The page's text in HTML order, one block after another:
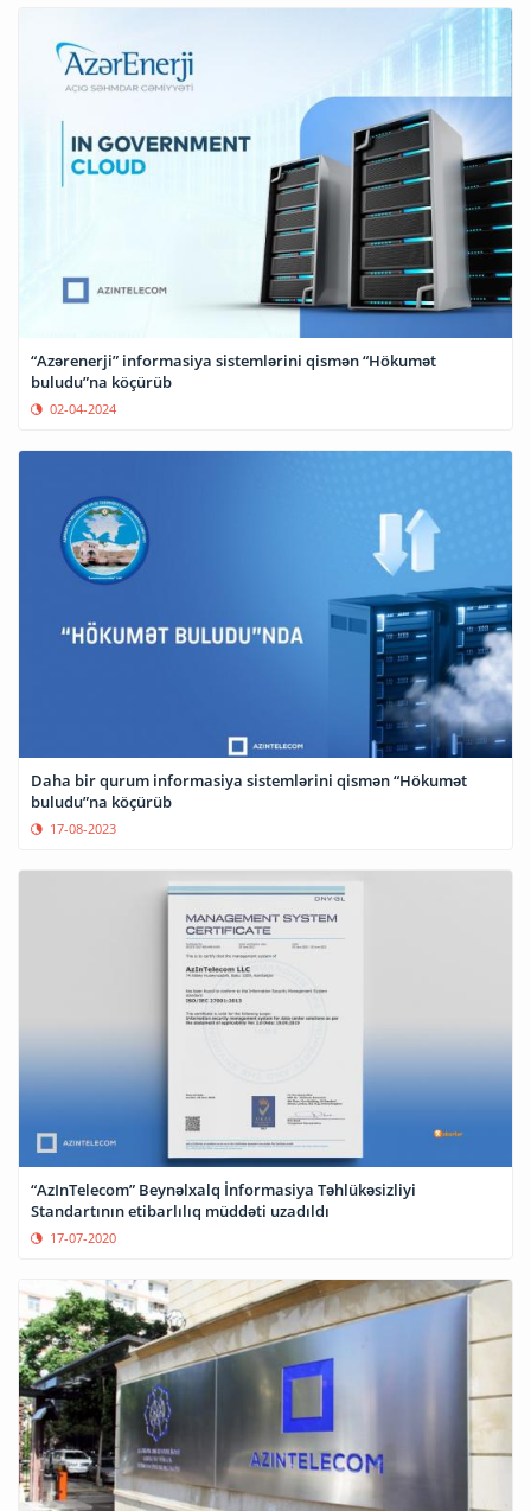
“Azərenerji” informasiya sistemlərini qismən “Hökumət
buludu”na köçürüb
02-04-2024
Daha bir qurum informasiya sistemlərini qismən “Hökumət
buludu”na köçürüb
17-08-2023
“AzInTelecom” Beynəlxalq İnformasiya Təhlükəsizliyi
Standartının etibarlılıq müddəti uzadıldı
17-07-2020